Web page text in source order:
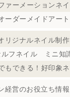
ァーメーションネ
ーダーメイドアート
リジナルネイル制
ルフネイル ミニ知
もできる！好印象ネ
経営のお役立ち情報